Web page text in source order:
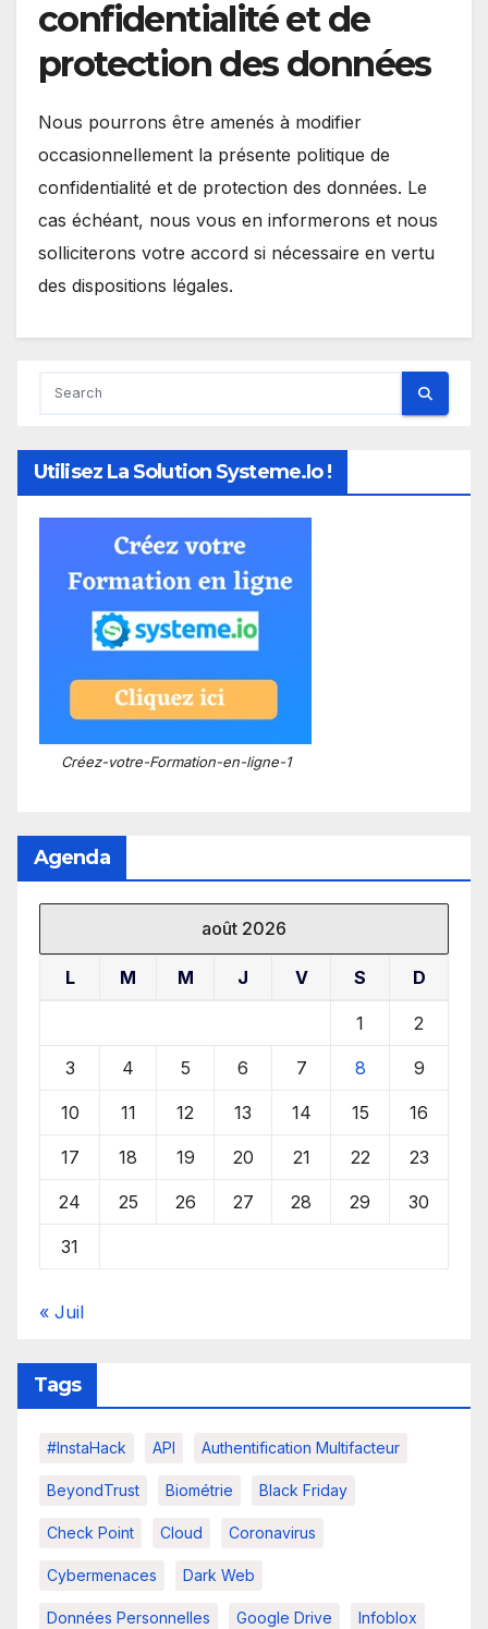
confidentialité et de
protection des données
Nous pourrons être amenés à modifier
occasionnellement la présente politique de
confidentialité et de protection des données. Le
cas échéant, nous vous en informerons et nous
solliciterons votre accord si nécessaire en vertu
des dispositions légales.
Utilisez La Solution Systeme.io !
Créez-votre-Formation-en-ligne-1
Agenda
août 2026
L M M J V S D
1 2
3 4 5 6 7 8 9
10 11 12 13 14 15 16
17 18 19 20 21 22 23
24 25 26 27 28 29 30
31
« Juil
Tags
#InstaHack API Authentification Multifacteur
BeyondTrust Biométrie Black Friday
Check Point Cloud Coronavirus
Cybermenaces Dark Web
Données Personnelles Google Drive Infoblox